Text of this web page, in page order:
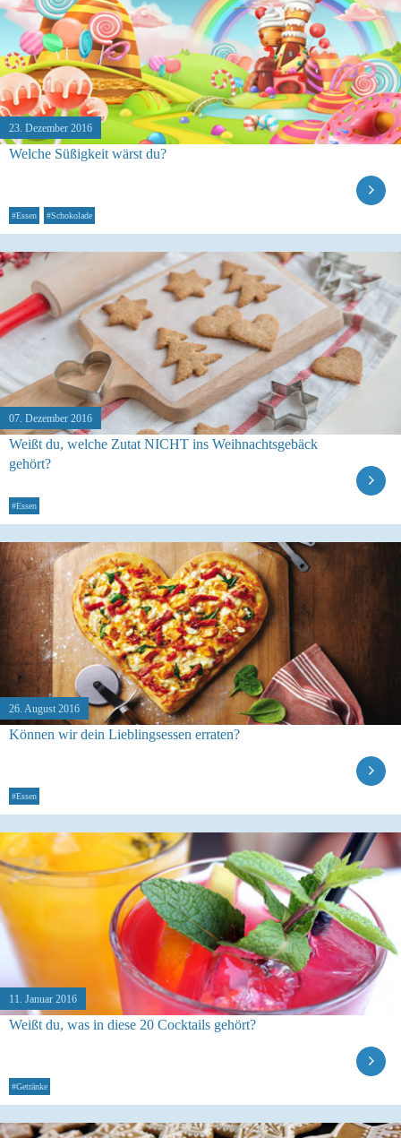
23. Dezember 2016
Welche Süßigkeit wärst du?
#Essen #Schokolade
07. Dezember 2016
Weißt du, welche Zutat NICHT ins Weihnachtsgebäck
gehört?
#Essen
26. August 2016
Können wir dein Lieblingsessen erraten?
#Essen
11. Januar 2016
Weißt du, was in diese 20 Cocktails gehört?
#Getränke